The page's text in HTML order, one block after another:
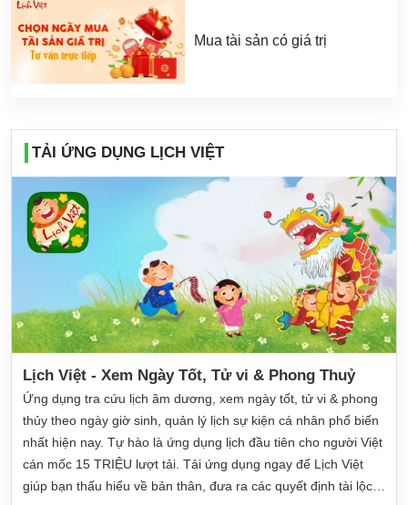
Mua tài sản có giá trị
TẢI ỨNG DỤNG LỊCH VIỆT
Lịch Việt - Xem Ngày Tốt, Tử vi & Phong Thuỷ
Ứng dụng tra cứu lịch âm dương, xem ngày tốt, tử vi & phong
thủy theo ngày giờ sinh, quản lý lịch sự kiện cá nhân phổ biến
nhất hiện nay. Tự hào là ứng dụng lịch đầu tiên cho người Việt
cán mốc 15 TRIỆU lượt tải. Tải ứng dụng ngay để Lịch Việt
giúp bạn thấu hiểu về bản thân, đưa ra các quyết định tài lộc,